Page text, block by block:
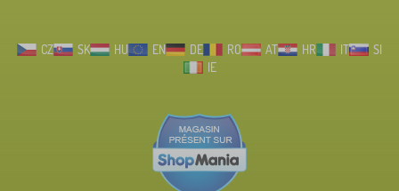
CZ SK HU EN DE RO AT HR IT
SI
IE